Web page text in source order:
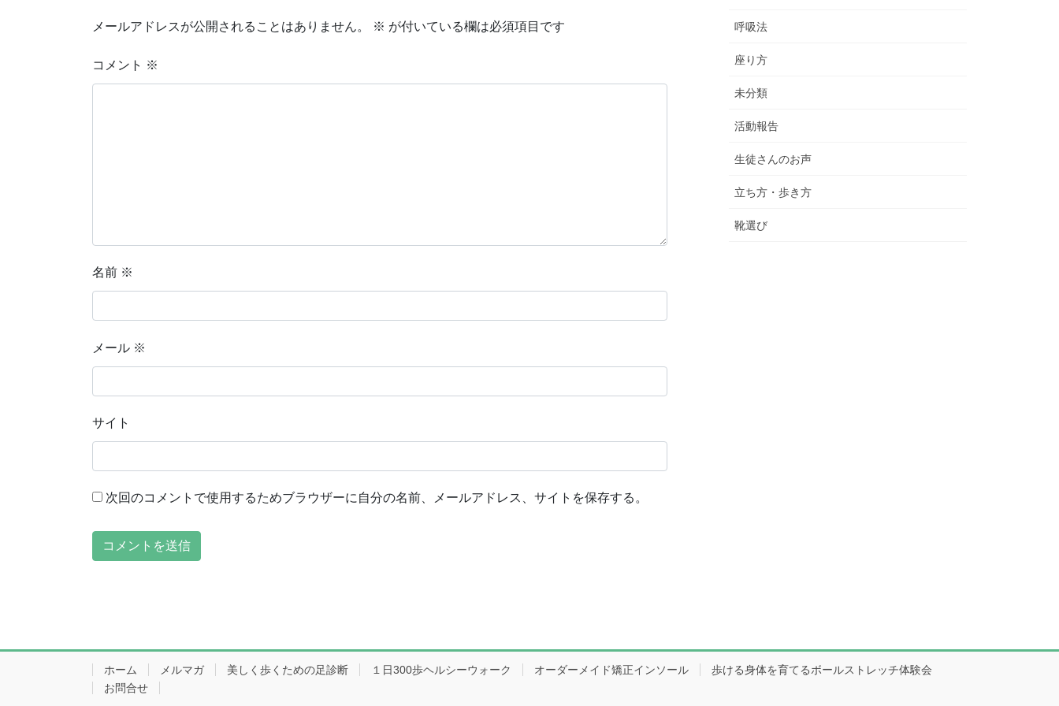
メールアドレスが公開されることはありません。 ※ が付いている欄は必須項目です
コメント ※
名前 ※
メール ※
サイト
次回のコメントで使用するためブラウザーに自分の名前、メールアドレス、サイトを保存する。
呼吸法
座り方
未分類
活動報告
生徒さんのお声
立ち方・歩き方
靴選び
ホーム メルマガ 美しく歩くための足診断 １日300歩ヘルシーウォーク オーダーメイド矯正インソール
歩ける身体を育てるボールストレッチ体験会
お問合せ